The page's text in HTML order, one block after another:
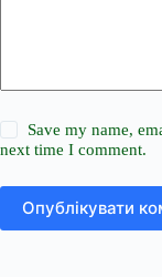
Save my name,
next time I comment.
Опублікувати